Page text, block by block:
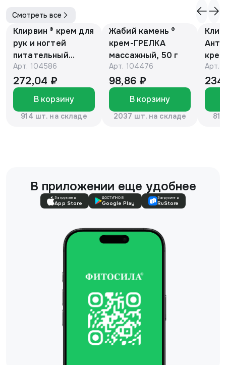
Смотреть все
Клирвин ® крем для
рук и ногтей
питательный
против
гиперпигментации
для осветления
кожи 75 г
Арт. 104586
272,04 ₽
В корзину
914 шт. на складе
Жабий камень ®
крем-ГРЕЛКА
массажный, 50 г
Арт. 104476
98,86 ₽
В корзину
2037 шт. на складе
Е и
Арт.
В приложении еще удобнее
Загрузите в
App Store
ДОСТУПНО В
Google Play
Загрузите в
RuStore